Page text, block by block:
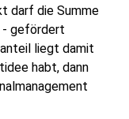
darf die Summe
- gefördert
liegt damit
habt, dann